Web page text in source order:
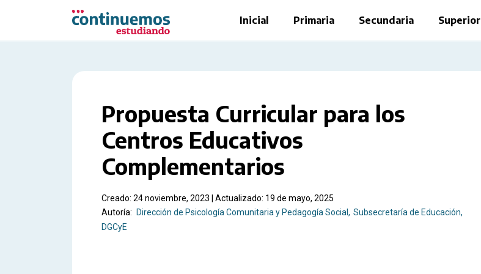
Saltar al contenido principal
Inicial Primaria Secundaria Superior
Propuesta Curricular para los
Centros Educativos
Complementarios
Creado: 24 noviembre, 2023 | Actualizado: 19 de mayo, 2025
Autoría:
Dirección de Psicología Comunitaria y Pedagogía Social
Subsecretaría de Educación,
DGCyE